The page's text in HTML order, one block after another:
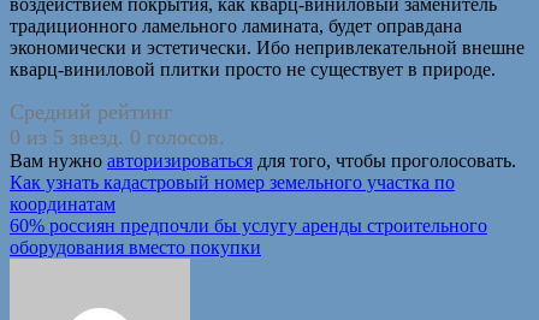
традиционного ламельного ламината, будет оправдана
экономически и эстетически. Ибо непривлекательной внешне
кварц-виниловой плитки просто не существует в природе.
Средний рейтинг
0 из 5 звезд. 0 голосов.
Вам нужно авторизироваться для того, чтобы проголосовать.
Навигация
по
записям
Как узнать кадастровый номер земельного участка по
координатам
60% россиян предпочли бы услугу аренды строительного
оборудования вместо покупки